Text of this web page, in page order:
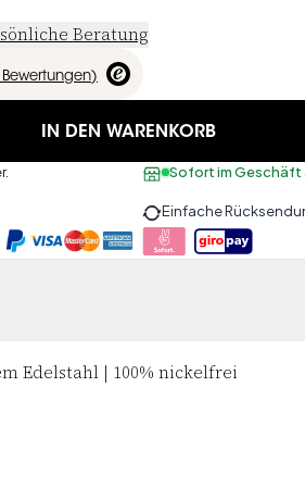
Beratung
Bewertungen)
IN DEN WARENKORB
Sofort im
Einfache
Edelstahl | 100% nickelfrei